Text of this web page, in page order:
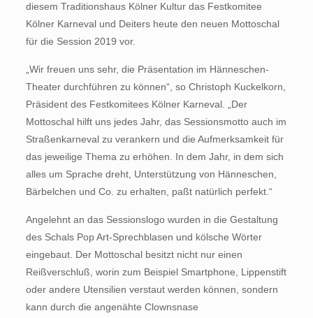
diesem Traditionshaus Kölner Kultur das Festkomitee
Kölner Karneval und Deiters heute den neuen Mottoschal
für die Session 2019 vor.
„Wir freuen uns sehr, die Präsentation im Hänneschen-
Theater durchführen zu können“, so Christoph Kuckelkorn,
Präsident des Festkomitees Kölner Karneval. „Der
Mottoschal hilft uns jedes Jahr, das Sessionsmotto auch im
Straßenkarneval zu verankern und die Aufmerksamkeit für
das jeweilige Thema zu erhöhen. In dem Jahr, in dem sich
alles um Sprache dreht, Unterstützung von Hänneschen,
Bärbelchen und Co. zu erhalten, paßt natürlich perfekt.“
Angelehnt an das Sessionslogo wurden in die Gestaltung
des Schals Pop Art-Sprechblasen und kölsche Wörter
eingebaut. Der Mottoschal besitzt nicht nur einen
Reißverschluß, worin zum Beispiel Smartphone, Lippenstift
oder andere Utensilien verstaut werden können, sondern
kann durch die angenähte Clownsnase